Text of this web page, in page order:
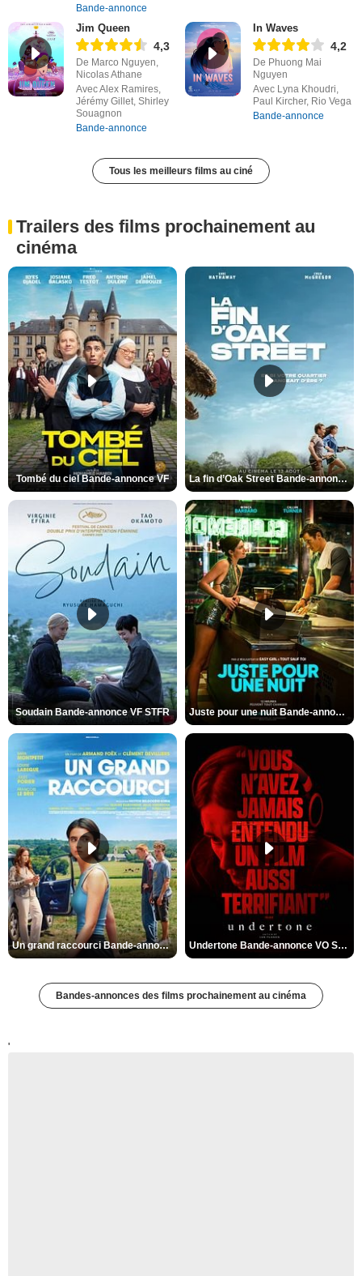
Bande-annonce
Jim Queen
4,3
De Marco Nguyen,
Nicolas Athane
Avec Alex Ramires,
Jérémy Gillet, Shirley
Souagnon
Bande-annonce
In Waves
4,2
De Phuong Mai
Nguyen
Avec Lyna Khoudri,
Paul Kircher, Rio Vega
Bande-annonce
Tous les meilleurs films au ciné
Trailers des films prochainement au
cinéma
Tombé du ciel Bande-annonce VF La fin d’Oak Street Bande-annonce VO STFR
Soudain Bande-annonce VF STFR Juste pour une nuit Bande-annonce VO STFR
Un grand raccourci Bande-annonce VF Undertone Bande-annonce VO STFR
Bandes-annonces des films prochainement au cinéma
'